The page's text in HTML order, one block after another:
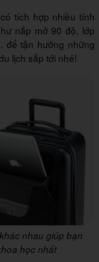
tích hợp nhiều tính
nắp mở 90 độ, lớp
để tận hưởng những
lịch sắp tới nhé!
nhau giúp bạn
học nhất